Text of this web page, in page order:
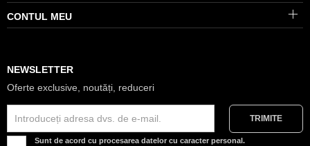
CONTUL MEU
NEWSLETTER
Oferte exclusive, noutăți, reduceri
Sunt de acord cu procesarea datelor cu caracter personal.